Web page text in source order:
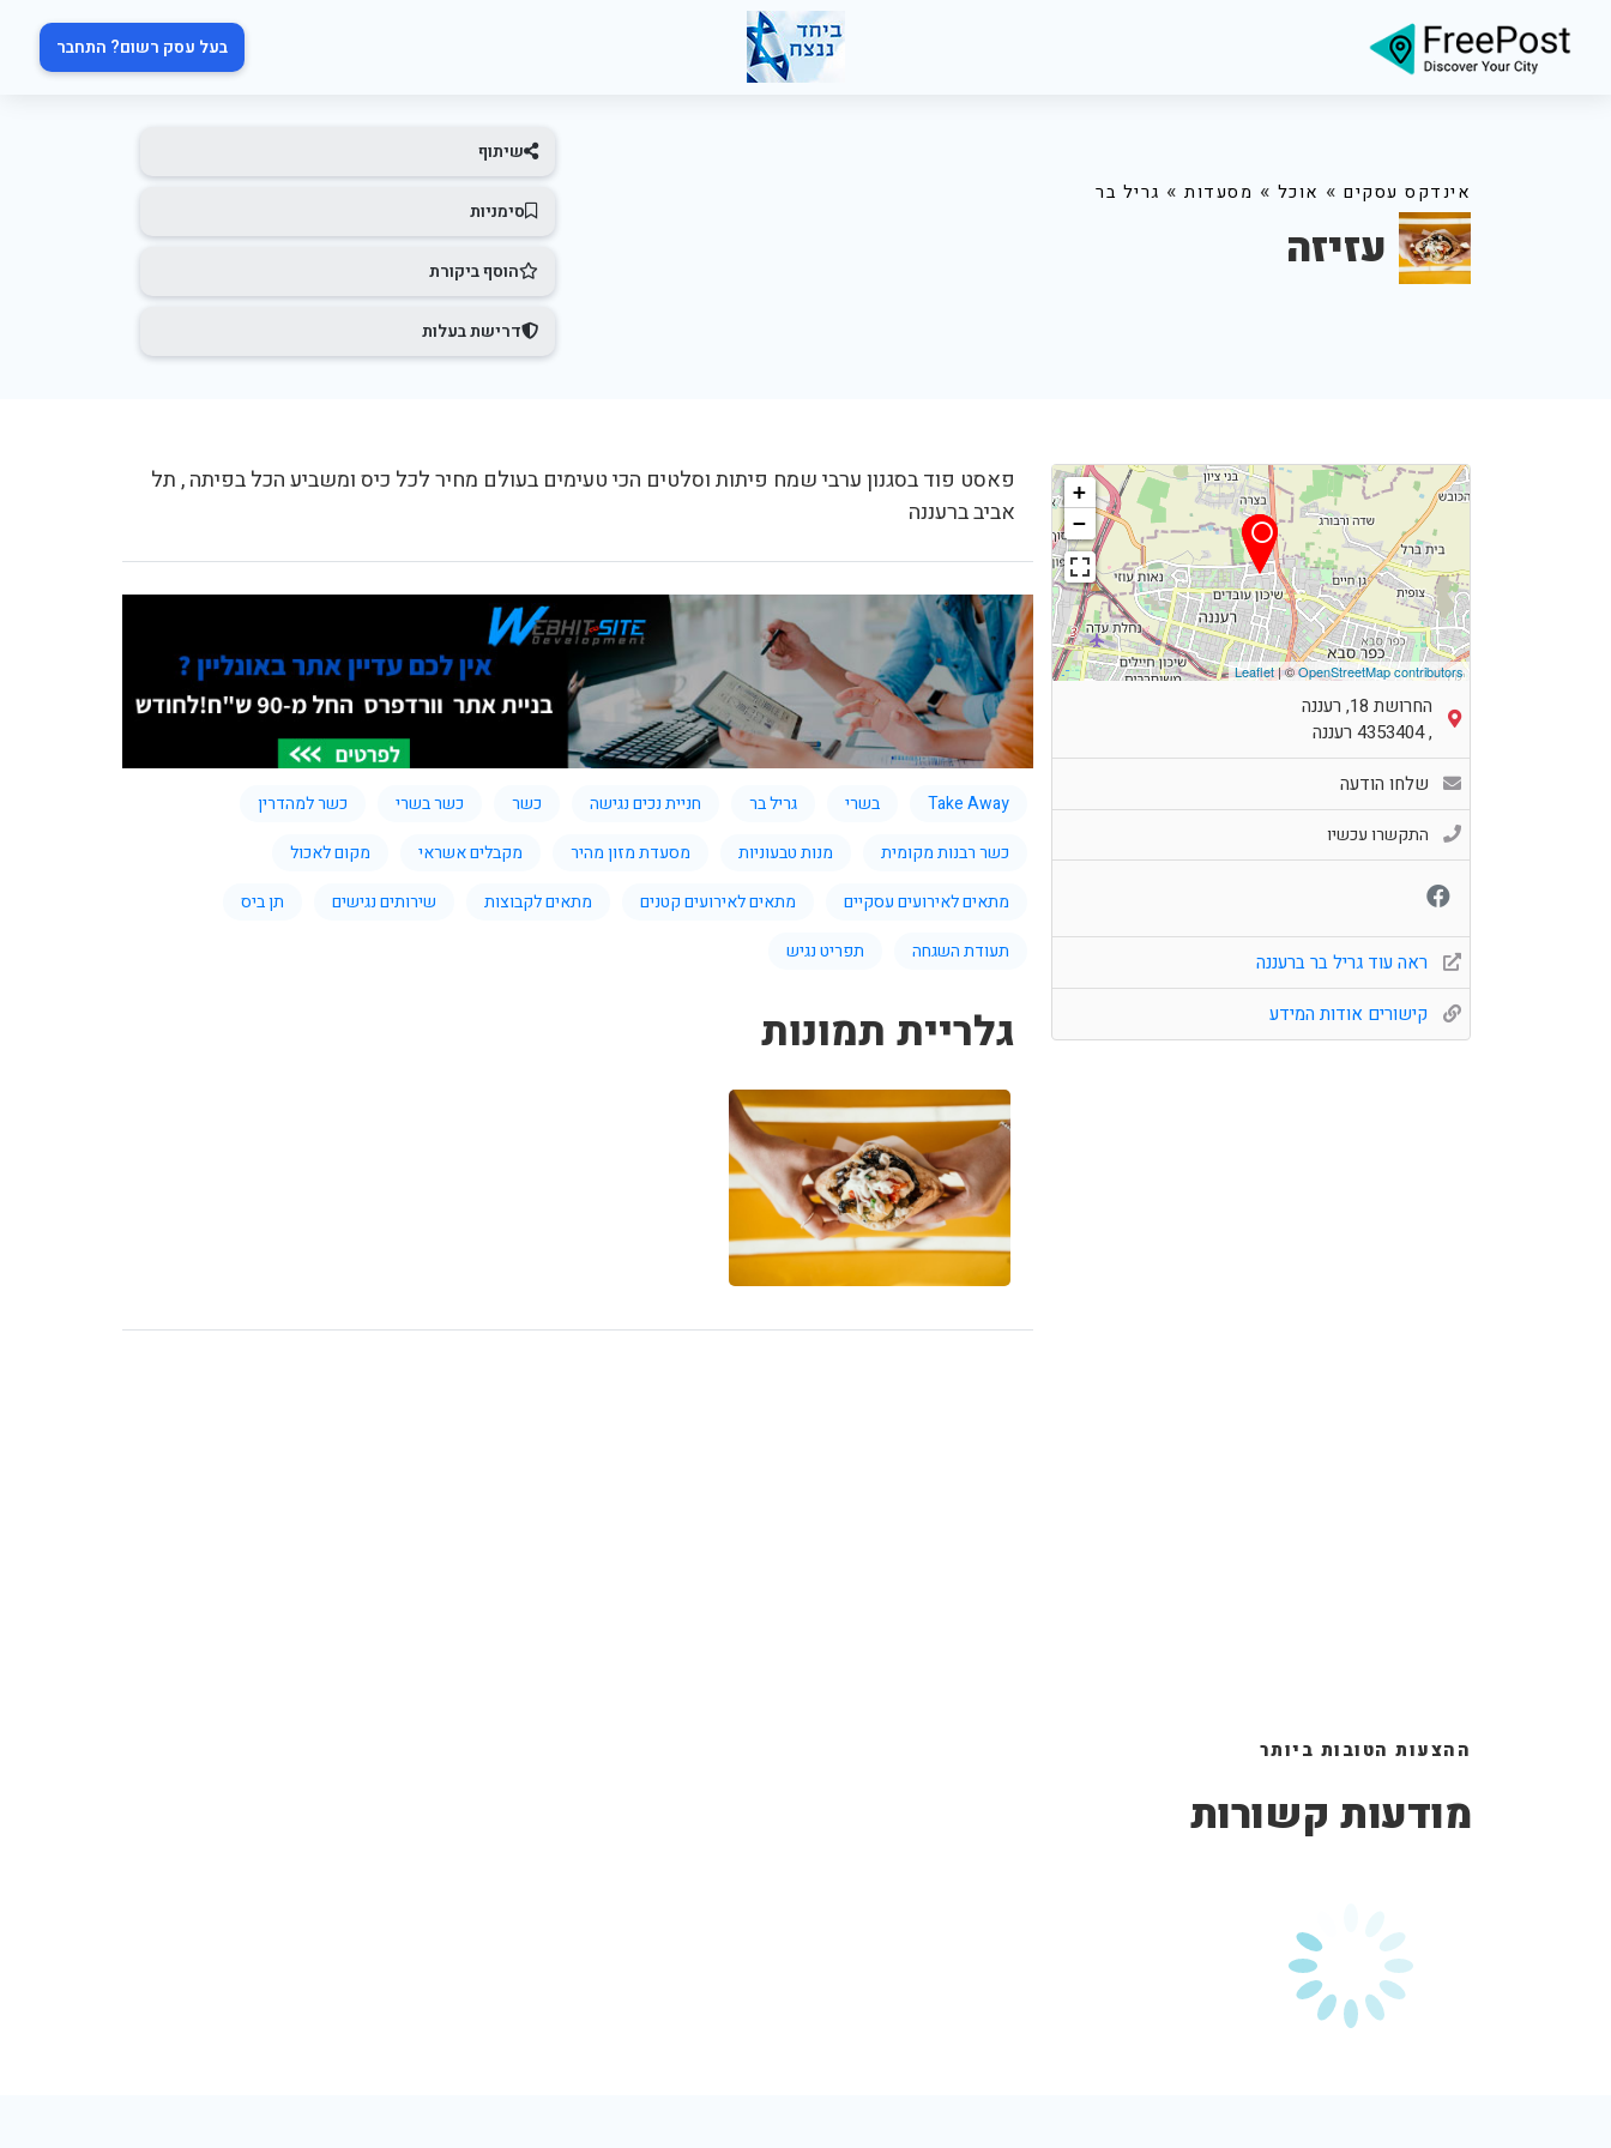
בעל עסק רשום? התחבר
אינדקס עסקים » אוכל » מסעדות » גריל בר
עזיזה
שיתוף
סימניות
הוסף ביקורת
דרישת בעלות
+
−
Leaflet| ©OpenStreetMap contributors
החרושת 18, רעננה
,
4353404 רעננה
שלחו הודעה
התקשרו עכשיו
ראה עוד גריל בר ברעננה
קישורים אודות המידע
פאסט פוד בסגנון ערבי שמח פיתות וסלטים הכי טעימים בעולם מחיר לכל כיס ומשביע הכל בפיתה , תל
אביב ברעננה
Take Away בשרי גריל בר חניית נכים נגישה כשר כשר בשרי
כשר למהדרין
כשר רבנות מקומית
מנות טבעוניות מסעדת מזון מהיר מקבלים אשראי
מקום לאכול
מתאים לאירועים עסקיים
מתאים לאירועים קטנים מתאים לקבוצות שירותים נגישים
תן ביס
תעודת השגחה
תפריט נגיש
גלריית תמונות
ההצעות הטובות ביותר
מודעות קשורות